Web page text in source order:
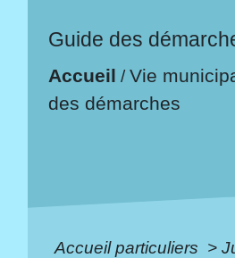
Guide des
Accueil /Vie
des démarches
Accueil particuliers >